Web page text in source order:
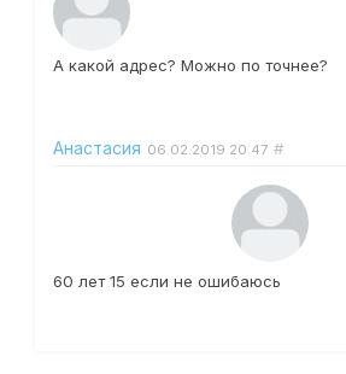
А какой адрес? Можно по точнее?
Анастасия 06.02.2019 20:47 #
60 лет 15 если не ошибаюсь